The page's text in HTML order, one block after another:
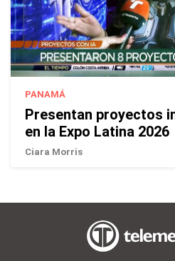
PANAMÁ
Presentan proyectos
en la Expo Latina 2026
Ciara Morris